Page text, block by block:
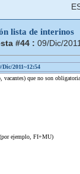
lista de interinos
#44 : 09/Dic/
2011~12:54
vacantes) que no son
ejemplo, FI+MU)